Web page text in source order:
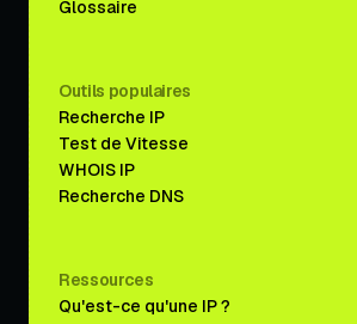
Glossaire
Outils populaires
Recherche IP
Test de Vitesse
WHOIS IP
Recherche DNS
Ressources
Qu'est-ce qu'une IP ?